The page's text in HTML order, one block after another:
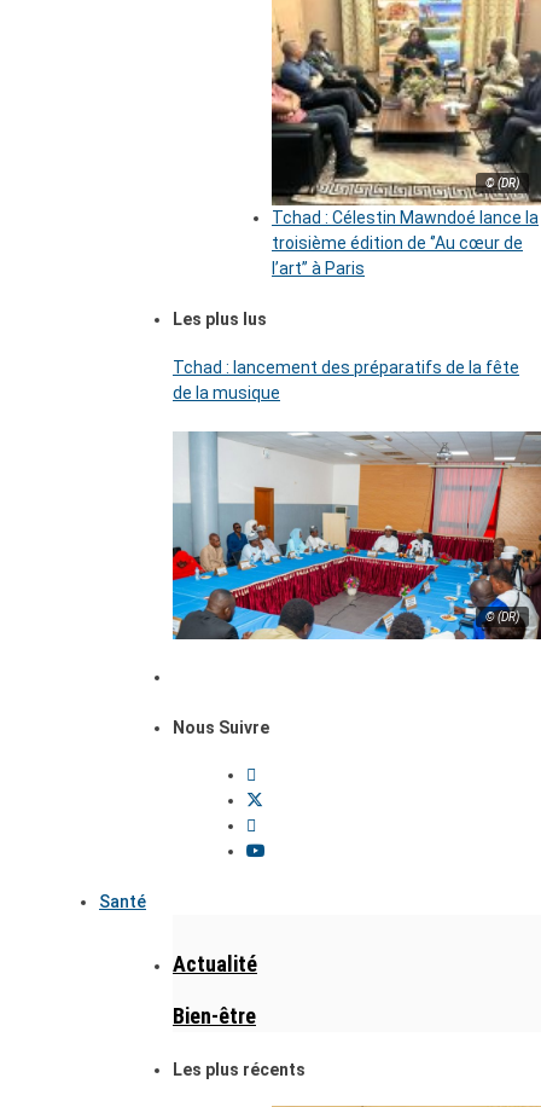
© (DR)
Tchad : Célestin Mawndoé lance la
troisième édition de ‘’Au cœur de
l’art’’ à Paris
Les plus lus
Tchad : lancement des préparatifs de la fête
de la musique
© (DR)
Nous Suivre
Santé
Actualité
Bien-être
Les plus récents